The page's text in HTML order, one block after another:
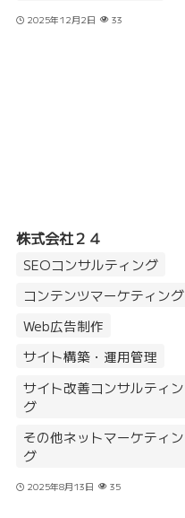
2025年12月2日 33
株式会社２４
SEOコンサルティング
コンテンツマーケティング
Web広告制作
サイト構築・運用管理
サイト改善コンサルティン
グ
その他ネットマーケティン
グ
2025年8月13日 35